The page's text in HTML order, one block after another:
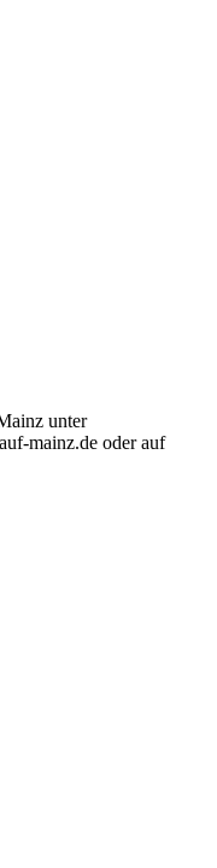
unter
mainz.de oder auf